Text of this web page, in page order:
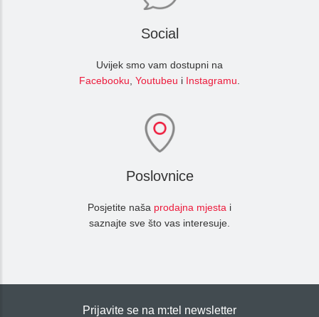
Social
Uvijek smo vam dostupni na
Facebooku Youtubeu i Instagramu
Poslovnice
Posjetite naša prodajna mjesta i
saznajte sve što vas interesuje.
Prijavite se na m:tel newsletter